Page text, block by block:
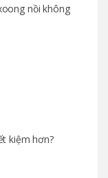
nồi không
kiệm hơn?